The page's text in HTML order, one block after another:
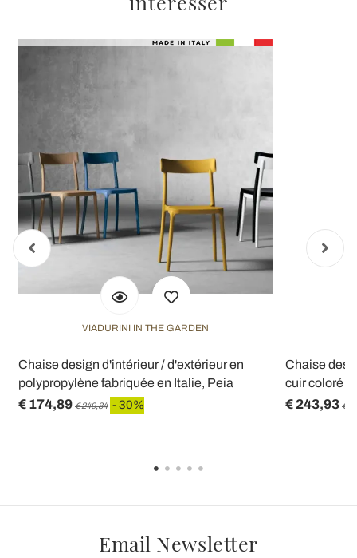
VIADURINI IN THE GARDEN
Chaise design d'intérieur / d'extérieur en
polypropylène fabriquée en Italie, Peia
€ 174,89 € 249,84 - 30%
Chaise
cuir coloré
€ 243,93 €
Email Newsletter